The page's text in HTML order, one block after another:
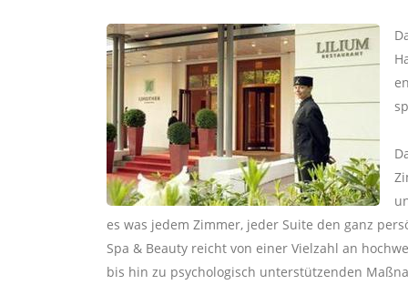
es was jedem Zimmer, jeder Suite den ganz
Spa & Beauty reicht von einer Vielzahl an
bis hin zu psychologisch unterstützenden